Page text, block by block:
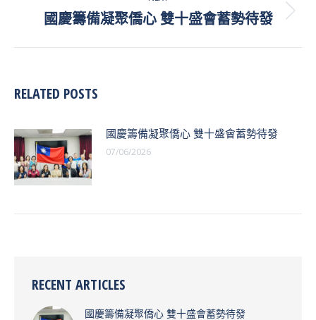
Next
國慶籌備凝聚僑心 雙十盛會蓄勢待發
RELATED POSTS
國慶籌備凝聚僑心 雙十盛會蓄勢待發
07/06/2026
RECENT ARTICLES
國慶籌備凝聚僑心 雙十盛會蓄勢待發